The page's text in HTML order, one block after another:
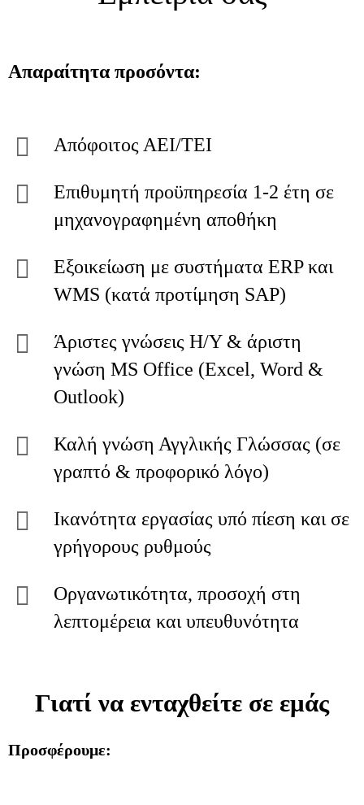
Απαραίτητα προσόντα:
Απόφοιτος ΑΕΙ/ΤΕΙ
Επιθυμητή προϋπηρεσία 1-2 έτη σε
μηχανογραφημένη αποθήκη
Εξοικείωση με συστήματα ERP και
WMS (κατά προτίμηση SAP)
Άριστες γνώσεις Η/Υ & άριστη
γνώση MS Office (Excel, Word &
Outlook)
Καλή γνώση Αγγλικής Γλώσσας (σε
γραπτό & προφορικό λόγο)
Ικανότητα εργασίας υπό πίεση και σε
γρήγορους ρυθμούς
Οργανωτικότητα, προσοχή στη
λεπτομέρεια και υπευθυνότητα
Γιατί να ενταχθείτε σε εμάς
Προσφέρουμε: